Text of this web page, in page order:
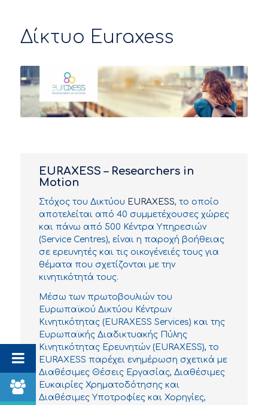
Δίκτυο Euraxess
EURAXESS – Researchers in
Motion
Στόχος του Δικτύου EURAXESS, το οποίο
αποτελείται από 40 συμμετέχουσες χώρες
και πάνω από 500 Κέντρα Υπηρεσιών
(Service Centres), είναι η παροχή βοήθειας
σε ερευνητές και τις οικογένειές τους για
θέματα που σχετίζονται με την
κινητικότητά τους.
Μέσω των πρωτοβουλιών του
Ευρωπαϊκού Δικτύου Κέντρων
Κινητικότητας (EURAXESS Services) και της
Ευρωπαϊκής Διαδικτυακής Πύλης
Κινητικότητας Ερευνητών (EURAXESS), το
EURAXESS παρέχει ενημέρωση σχετικά με
Διαθέσιμες Θέσεις Εργασίας, Διαθέσιμες
Ευκαιρίες Χρηματοδότησης και
Διαθέσιμες Υποτροφίες και Χορηγίες,